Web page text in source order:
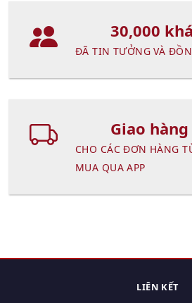
30,000
ĐÃ TIN TƯỞNG VÀ
Giao
CHO CÁC ĐƠN HÀNG
MUA QUA APP
LIÊN KẾT